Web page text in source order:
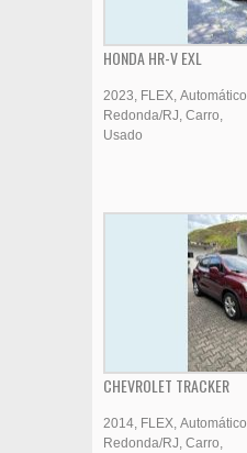
HONDA HR-V EXL
2023 FLEX Automático
Redonda/RJ Carro
Usado
CHEVROLET TRACKER
2014 FLEX Automático
Redonda/RJ Carro